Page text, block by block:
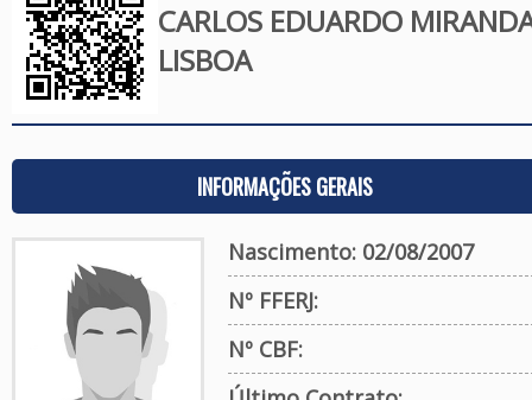
CARLOS EDUARDO
LISBOA
INFORMAÇÕES GERAIS
Nascimento: 02/08/2007
Nº FFERJ:
Nº CBF: